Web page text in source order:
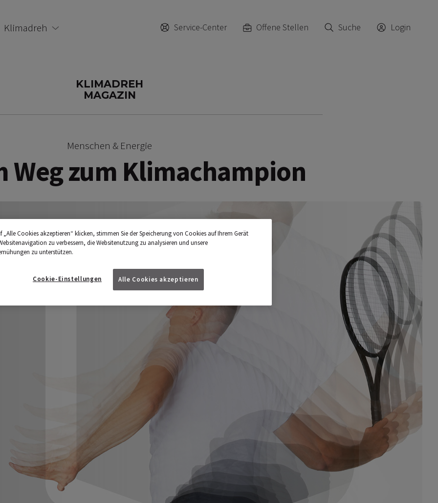
Klimadreh Service-Center Offene Stellen Suche Login
KLIMADREH
MAGAZIN
Menschen & Energie
Weg zum Klimachampion
„Alle Cookies akzeptieren“ klicken, stimmen Sie der Speicherung von Cookies auf Ihrem Gerät
zu verbessern, die Websitenutzung zu analysieren und unsere
zu unterstützen.
Alle Cookies akzeptieren
Cookie-Einstellungen